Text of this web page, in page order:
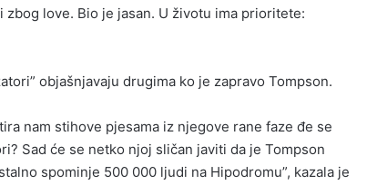
love. Bio je jasan. U životu ima prioritete:
objašnjavaju drugima ko je zapravo Tompson.
nam stihove pjesama iz njegove rane faze đe se
Sad će se netko njoj sličan javiti da je Tompson
spominje 500 000 ljudi na Hipodromu”, kazala je